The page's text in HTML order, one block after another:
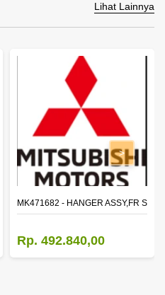
Lihat Lainnya
REVERSE
MK471682 - HANGER ASSY,FR
Rp. 492.840,00
>